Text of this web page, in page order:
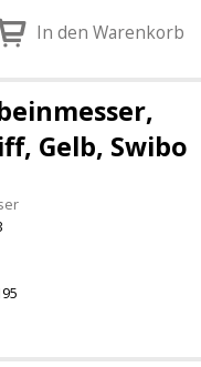
In den Warenkorb
Gelb, Swibo